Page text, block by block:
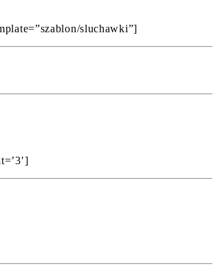
sluchawki”]